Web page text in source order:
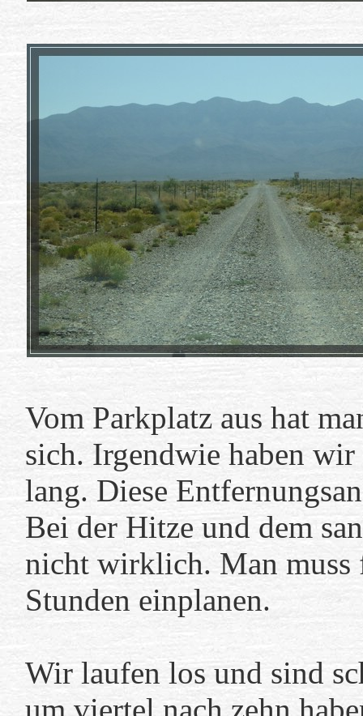
Vom Parkplatz aus hat
sich. Irgendwie haben
lang. Diese
Bei der Hitze und dem
nicht wirklich. Man muss
Stunden einplanen.
Wir laufen los und sind